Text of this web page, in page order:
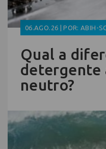
06.AGO.26 | POR: ABIH-
Qual a
detergente
neutro?